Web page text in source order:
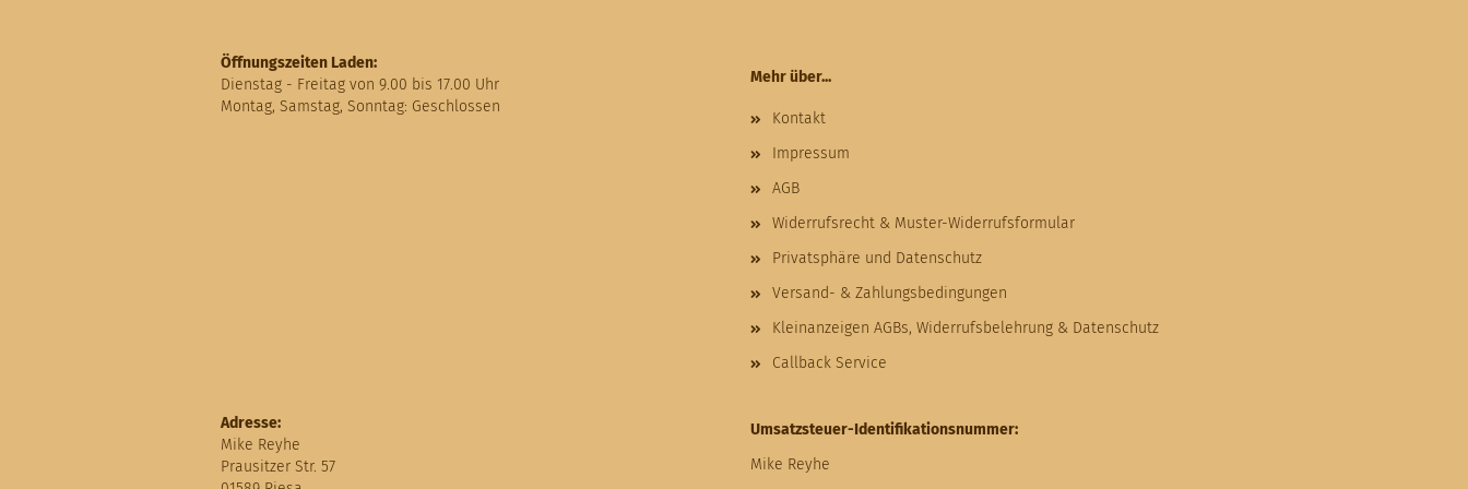
Öffnungszeiten Laden:
Dienstag - Freitag von 9.00 bis 17.00 Uhr
Montag, Samstag, Sonntag: Geschlossen
Mehr über...
Kontakt
Impressum
AGB
Widerrufsrecht & Muster-Widerrufsformular
Privatsphäre und Datenschutz
Versand- & Zahlungsbedingungen
Kleinanzeigen AGBs, Widerrufsbelehrung & Datenschutz
Callback Service
Adresse:
Mike Reyhe
Prausitzer Str. 57
Umsatzsteuer-Identifikationsnummer:
Mike Reyhe